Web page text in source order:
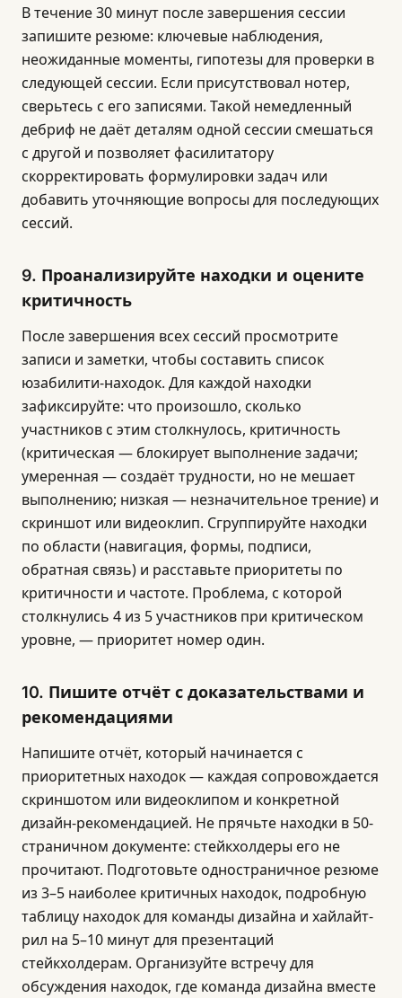
В течение 30 минут после завершения сессии
запишите резюме: ключевые наблюдения,
неожиданные моменты, гипотезы для проверки в
следующей сессии. Если присутствовал нотер,
сверьтесь с его записями. Такой немедленный
дебриф не даёт деталям одной сессии смешаться
с другой и позволяет фасилитатору
скорректировать формулировки задач или
добавить уточняющие вопросы для последующих
сессий.
9. Проанализируйте находки и оцените
критичность
После завершения всех сессий просмотрите
записи и заметки, чтобы составить список
юзабилити-находок. Для каждой находки
зафиксируйте: что произошло, сколько
участников с этим столкнулось, критичность
(критическая — блокирует выполнение задачи;
умеренная — создаёт трудности, но не мешает
выполнению; низкая — незначительное трение) и
скриншот или видеоклип. Сгруппируйте находки
по области (навигация, формы, подписи,
обратная связь) и расставьте приоритеты по
критичности и частоте. Проблема, с которой
столкнулись 4 из 5 участников при критическом
уровне, — приоритет номер один.
10. Пишите отчёт с доказательствами и
рекомендациями
Напишите отчёт, который начинается с
приоритетных находок — каждая сопровождается
скриншотом или видеоклипом и конкретной
дизайн-рекомендацией. Не прячьте находки в 50-
страничном документе: стейкхолдеры его не
прочитают. Подготовьте одностраничное резюме
из 3–5 наиболее критичных находок, подробную
таблицу находок для команды дизайна и хайлайт-
рил на 5–10 минут для презентаций
стейкхолдерам. Организуйте встречу для
обсуждения находок, где команда дизайна вместе